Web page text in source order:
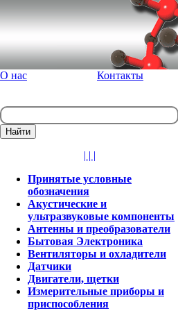
О нас Контакты
| | |
Принятые условные
обозначения
Акустические и
ультразвуковые компоненты
Антенны и преобразователи
Бытовая Электроника
Вентиляторы и охладители
Датчики
Двигатели, щетки
Измерительные приборы и
приспособления